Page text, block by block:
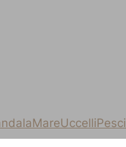
MareUccelliPesci